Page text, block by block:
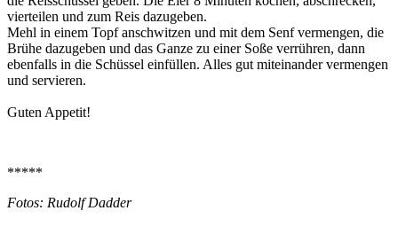
vierteilen und zum Reis dazugeben.
Mehl in einem Topf anschwitzen und mit dem Senf vermengen, die
Brühe dazugeben und das Ganze zu einer Soße verrühren, dann
ebenfalls in die Schüssel einfüllen. Alles gut miteinander vermengen
und servieren.
Guten Appetit!
*****
Fotos: Rudolf Dadder